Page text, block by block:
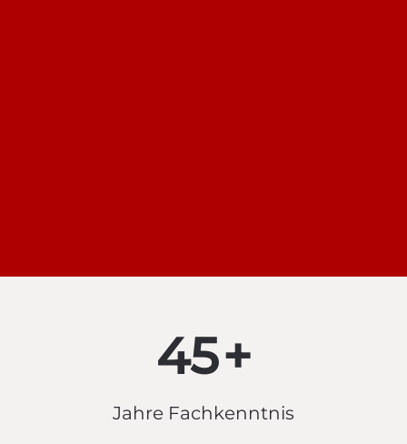
45+
Jahre Fachkenntnis